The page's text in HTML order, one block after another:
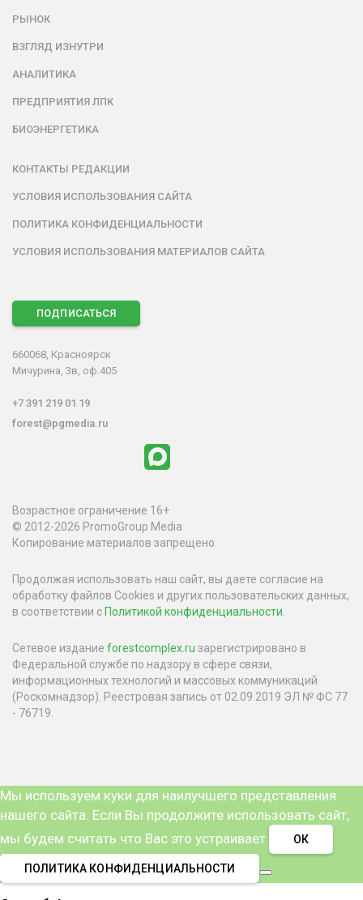
РЫНОК
ВЗГЛЯД ИЗНУТРИ
АНАЛИТИКА
ПРЕДПРИЯТИЯ ЛПК
БИОЭНЕРГЕТИКА
КОНТАКТЫ РЕДАКЦИИ
УСЛОВИЯ ИСПОЛЬЗОВАНИЯ САЙТА
ПОЛИТИКА КОНФИДЕНЦИАЛЬНОСТИ
УСЛОВИЯ ИСПОЛЬЗОВАНИЯ МАТЕРИАЛОВ САЙТА
ПОДПИСАТЬСЯ
660068, Красноярск
Мичурина, 3в, оф.405
+7 391 219 01 19
forest@pgmedia.ru
Возрастное ограничение 16+
© 2012-2026 PromoGroup Media
Копирование материалов запрещено.
Продолжая использовать наш сайт, вы даете согласие на
обработку файлов Cookies и других пользовательских данных,
в соответствии сПолитикой конфиденциальности
Сетевое издание forestcomplex.ru зарегистрировано в
Федеральной службе по надзору в сфере связи,
информационных технологий и массовых коммуникаций
(Роскомнадзор). Реестровая запись от 02.09.2019 ЭЛ № ФС 77
- 76719.
Мы используем куки для наилучшего представления
нашего сайта. Если Вы продолжите использовать сайт,
мы будем считать что Вас это устраивает.
ОК
ПОЛИТИКА КОНФИДЕНЦИАЛЬНОСТИ